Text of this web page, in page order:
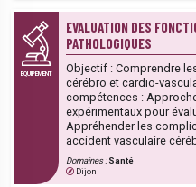
NGS.
EQUIPEMENT
EVALUATION DES
PATHOLOGIQUES
Objectif : Comprendre
cérébro et cardio-vasculaires
compétences : Approches in vivo et ex vivo sur des modèles
expérimentaux pour
Appréhender les
accident vasculaire cérébral (AVC).
charge des patients :
traitement et
thérapeutique.
Domaines :Santé
Dijon